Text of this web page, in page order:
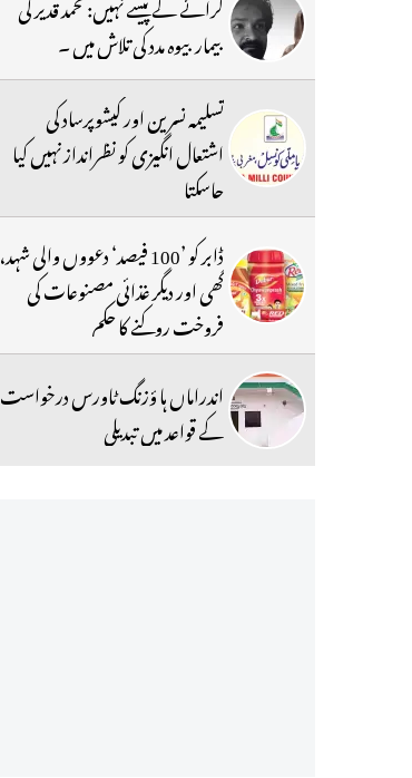
بیمار بیوہ مدد کی تلاش میں ۔
تسلیمہ نسرین اور کیشوپرساد کی
اشتعال انگیزی کو نظرانداز نہیں کیا
جاسکتا
ڈابر کو ’100 فیصد‘ دعووں والی شہد،
گھی اور دیگر غذائی مصنوعات کی
فروخت روکنے کا حکم
اندراماں ہا ؤزنگ ٹاورس درخواست
کے قواعد میں تبدیلی